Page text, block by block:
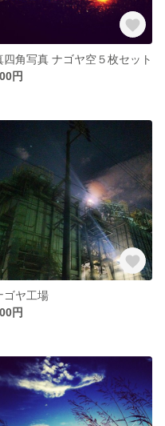
四角写真 ナゴヤ空５枚セット
円
ゴヤ工場
円